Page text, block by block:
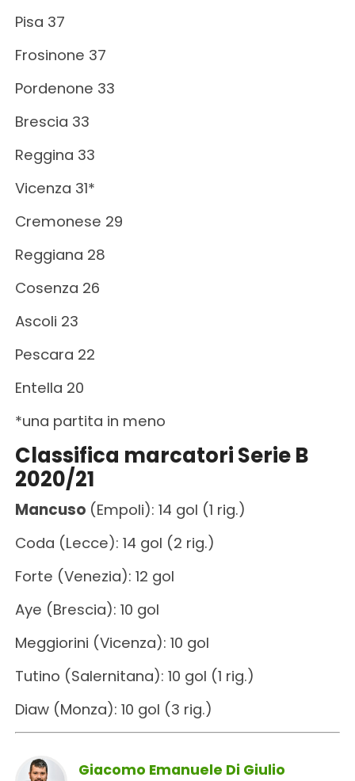
Pisa 37
Frosinone 37
Pordenone 33
Brescia 33
Reggina 33
Vicenza 31*
Cremonese 29
Reggiana 28
Cosenza 26
Ascoli 23
Pescara 22
Entella 20
*una partita in meno
Classifica marcatori Serie B
2020/21
Mancuso (Empoli): 14 gol (1 rig.)
Coda (Lecce): 14 gol (2 rig.)
Forte (Venezia): 12 gol
Aye (Brescia): 10 gol
Meggiorini (Vicenza): 10 gol
Tutino (Salernitana): 10 gol (1 rig.)
Diaw (Monza): 10 gol (3 rig.)
Giacomo Emanuele Di Giulio